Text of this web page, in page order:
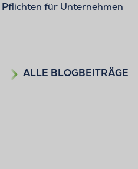
für Unternehmen
ALLE BLOGBEITRÄGE